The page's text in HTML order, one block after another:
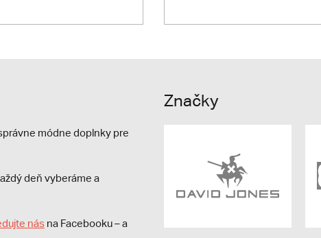
módne doplnky pre
deň vyberáme a
nás na Facebooku – a
Značky